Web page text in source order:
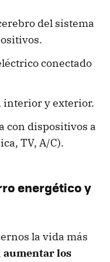
del sistema
conectado
interior y exterior.
con dispositivos a
TV, A/C).
energético y
la vida más
aumentar los